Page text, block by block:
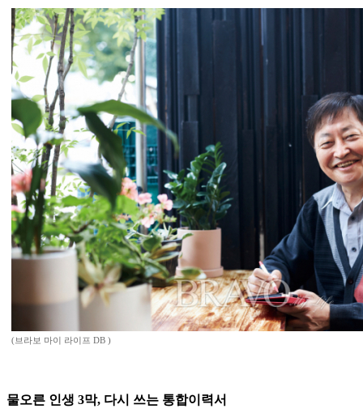
(브라보 마이 라이프 DB )
물오른 인생 3막, 다시 쓰는 통합이력서